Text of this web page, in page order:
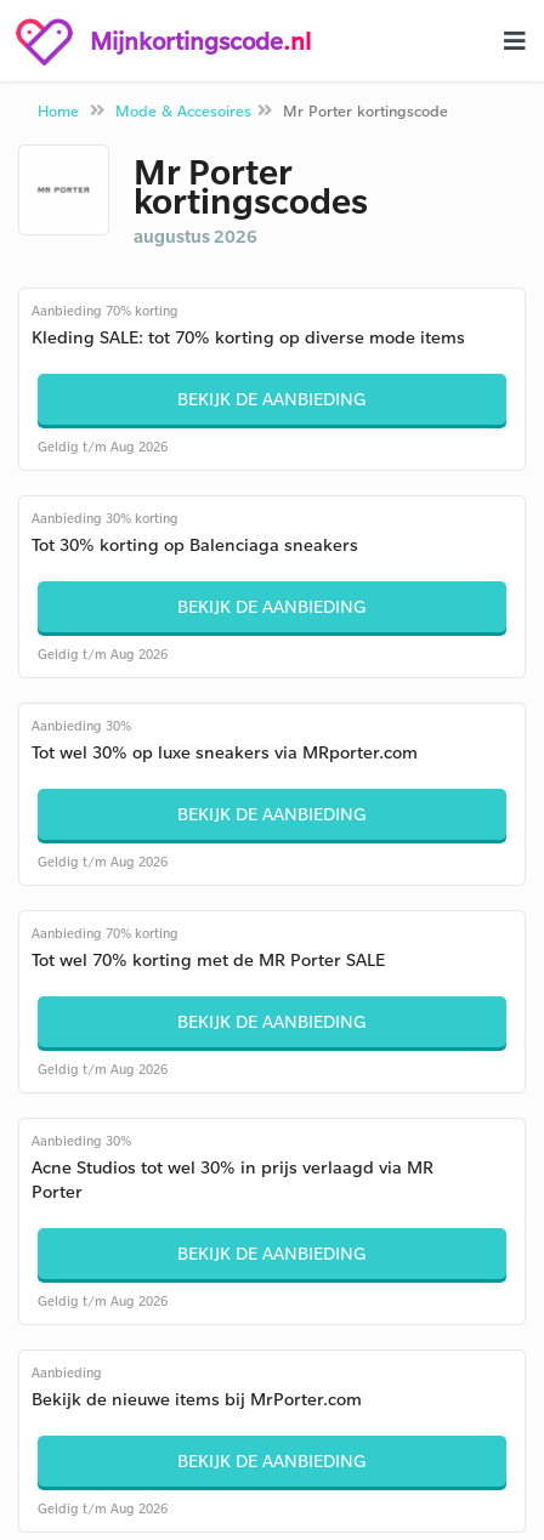
Mijnkortingscode.nl
Home Mode & Accesoires Mr Porter kortingscode
Mr Porter
kortingscodes
augustus 2026
Aanbieding 70% korting
Kleding SALE: tot 70% korting op diverse mode items
BEKIJK DE AANBIEDING
Geldig t/m Aug 2026
Aanbieding 30% korting
Tot 30% korting op Balenciaga sneakers
BEKIJK DE AANBIEDING
Geldig t/m Aug 2026
Aanbieding 30%
Tot wel 30% op luxe sneakers via MRporter.com
BEKIJK DE AANBIEDING
Geldig t/m Aug 2026
Aanbieding 70% korting
Tot wel 70% korting met de MR Porter SALE
BEKIJK DE AANBIEDING
Geldig t/m Aug 2026
Aanbieding 30%
Acne Studios tot wel 30% in prijs verlaagd via MR
Porter
BEKIJK DE AANBIEDING
Geldig t/m Aug 2026
Aanbieding
Bekijk de nieuwe items bij MrPorter.com
BEKIJK DE AANBIEDING
Geldig t/m Aug 2026